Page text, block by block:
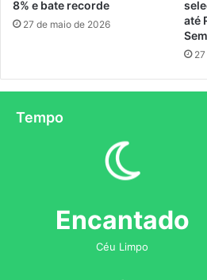
8% e bate recorde
27 de maio de 2026
até
Tempo
Encantado
Céu Limpo